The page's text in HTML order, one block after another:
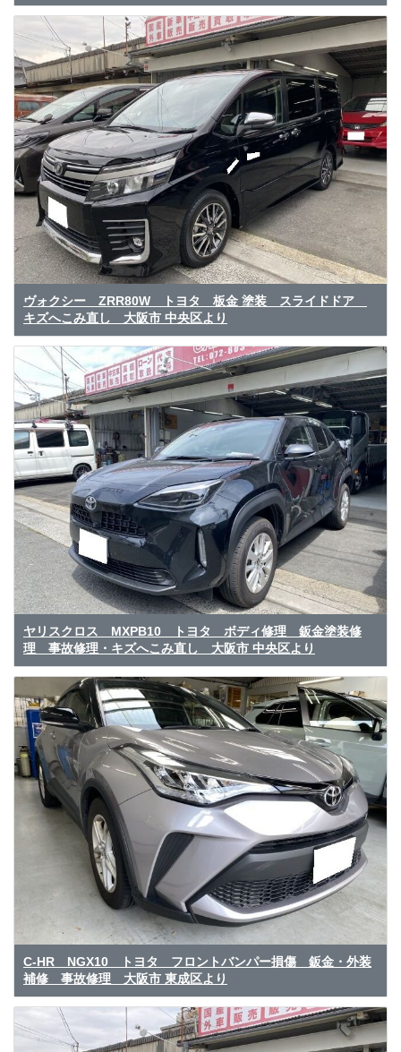
ヴォクシー ZRR80W トヨタ 板金 塗装 スライドドア
キズへこみ直し 大阪市 中央区より
ヤリスクロス MXPB10 トヨタ ボディ修理 鈑金塗装修
理 事故修理・キズへこみ直し 大阪市 中央区より
C-HR NGX10 トヨタ フロントバンパー損傷 鈑金・外装
補修 事故修理 大阪市 東成区より